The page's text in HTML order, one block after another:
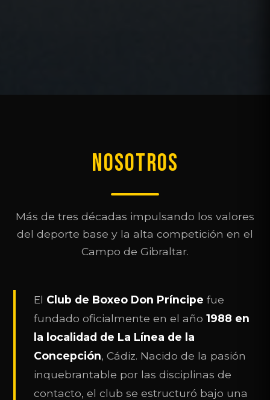
NOSOTROS
Más de tres décadas impulsando los valores
del deporte base y la alta competición en el
Campo de Gibraltar.
El Club de Boxeo Don Príncipe fue
fundado oficialmente en el año1988 en
la localidad de La Línea de la
Concepción, Cádiz. Nacido de la pasión
inquebrantable por las disciplinas de
contacto, el club se estructuró bajo una